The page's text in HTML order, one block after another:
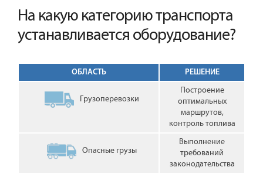
На какую категорию транспорта
устанавливается оборудование?
ОБЛАСТЬ РЕШЕНИЕ
Грузоперевозки
Построение
оптимальных
маршрутов,
контроль топлива
Опасные грузы
Выполнение
требований
законодательства